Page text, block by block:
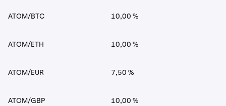
ATOM/BTC 10,00 %
ATOM/ETH 10,00 %
ATOM/EUR 7,50 %
ATOM/GBP 10,00 %